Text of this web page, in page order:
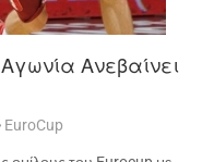
Ανεβαίνει
EuroCup